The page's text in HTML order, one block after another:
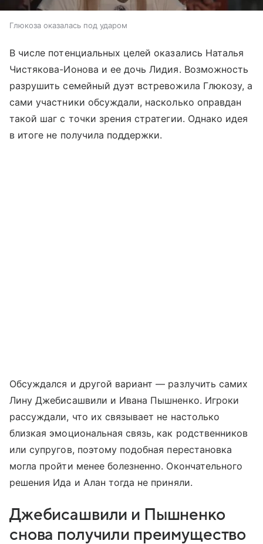
Глюкоза оказалась под ударом
В числе потенциальных целей оказались Наталья
Чистякова-Ионова и ее дочь Лидия. Возможность
разрушить семейный дуэт встревожила Глюкозу, а
сами участники обсуждали, насколько оправдан
такой шаг с точки зрения стратегии. Однако идея
в итоге не получила поддержки.
Обсуждался и другой вариант — разлучить самих
Лину Джебисашвили и Ивана Пышненко. Игроки
рассуждали, что их связывает не настолько
близкая эмоциональная связь, как родственников
или супругов, поэтому подобная перестановка
могла пройти менее болезненно. Окончательного
решения Ида и Алан тогда не приняли.
Джебисашвили и Пышненко
снова получили преимущество